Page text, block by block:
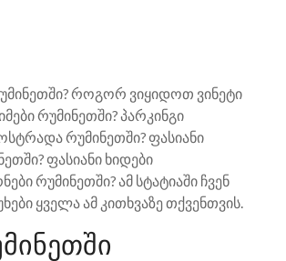
როგორ ვიყიდოთ ვინეტი
რუმინეთში? პარკინგი
რუმინეთში? ფასიანი
ფასიანი ხიდები
რუმინეთში? ამ სტატიაში ჩვენ
ყველა ამ კითხვაზე თქვენთვის.